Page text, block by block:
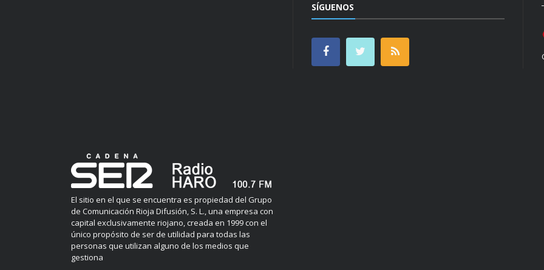
El sitio en el que se encuentra es propiedad del Grupo
de Comunicación Rioja Difusión, S. L., una empresa con
capital exclusivamente riojano, creada en 1999 con el
único propósito de ser de utilidad para todas las
personas que utilizan alguno de los medios que
gestiona
SÍGUENOS